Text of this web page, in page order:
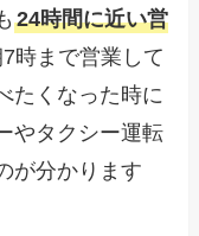
24時間に近い営
時まで営業して
たくなった時に
やタクシー運転
が分かります